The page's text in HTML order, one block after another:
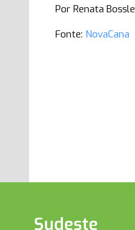
Por Renata Bossle
Fonte: NovaCana
Sudeste